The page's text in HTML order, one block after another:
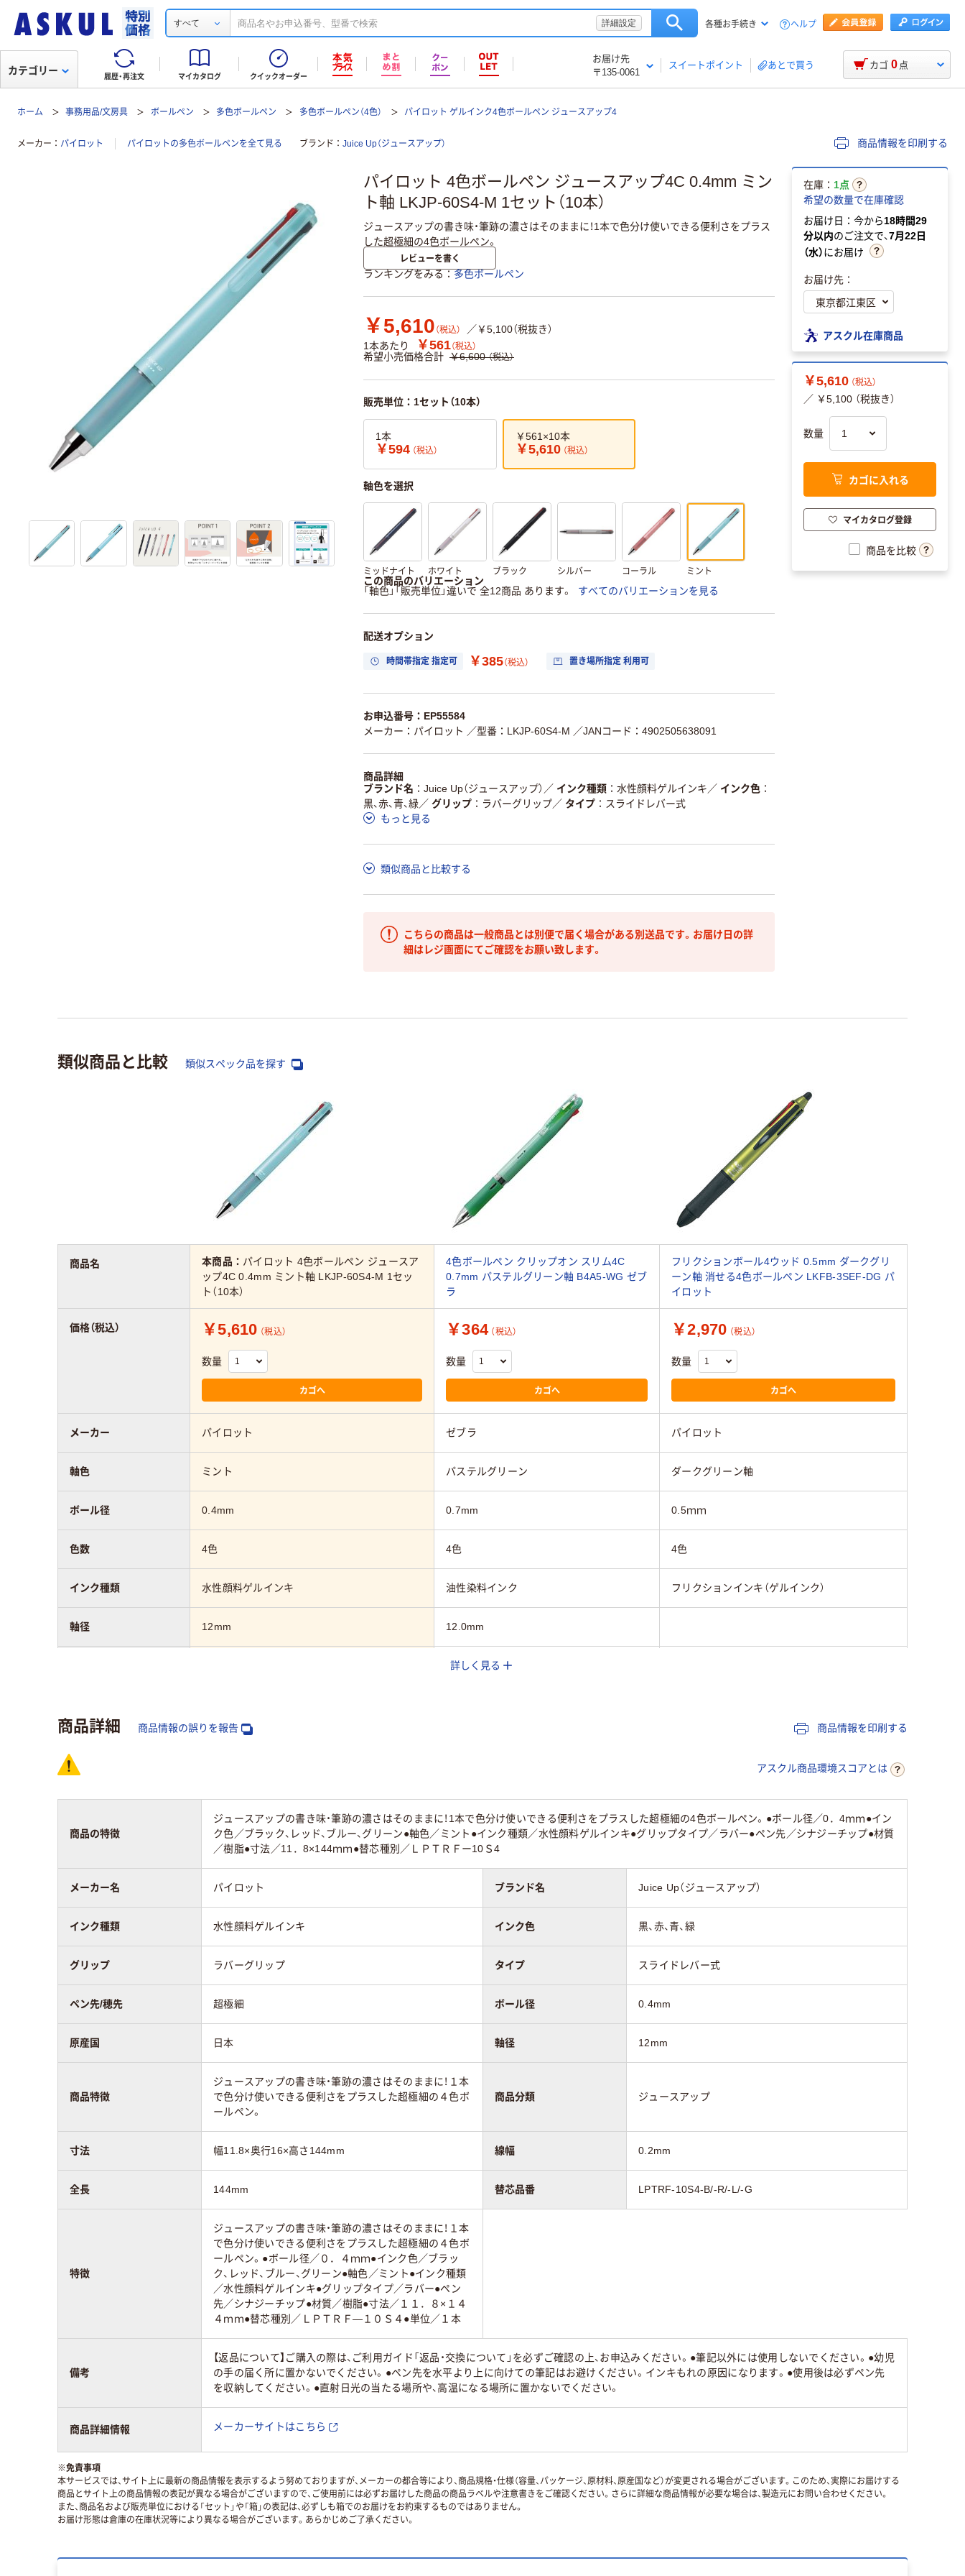
すべて 詳細設定 各種お手続き ヘルプ
履歴・再注文 マイカタログ クイックオーダー
お届け先
〒135-0061
スイートポイント あとで買う
カテゴリー カゴ 0 点
ホーム 事務用品/文房具 ボールペン 多色ボールペン 多色ボールペン（4色） パイロット ゲルインク4色ボールペン ジュースアップ4
メーカー パイロット パイロットの多色ボールペンを全て見る ブランド Juice Up（ジュースアップ） 商品情報を印刷する
パイロット 4色ボールペン ジュースアップ4C 0.4mm ミン
ト軸 LKJP-60S4-M 1セット（10本）
ジュースアップの書き味・筆跡の濃さはそのままに！1本で色分け使いできる便利さをプラス
した超極細の4色ボールペン。
レビューを書く
ランキングをみる 多色ボールペン
￥5,610 （税込）
／￥5,100（税抜き）
1本あたり
￥561（税込）
希望小売価格合計 ￥6,600 （税込）
販売単位：1セット（10本）
1本
￥594 （税込）
￥561×10本
￥5,610 （税込）
軸色を選択
ミッドナイト ホワイト ブラック シルバー コーラル ミント
この商品のバリエーション
「軸色」「販売単位」違いで 全12商品 あります。
すべてのバリエーションを見る
配送オプション
時間帯指定 指定可 ￥385（税込） 置き場所指定 利用可
お申込番号：EP55584
メーカー：パイロット ／型番：LKJP-60S4-M ／JANコード：4902505638091
商品詳細
ブランド名
Juice Up（ジュースアップ） ／ インク種類 水性顔料ゲルインキ ／ インク色
黒、赤、青、緑／ グリップ ラバーグリップ／ タイプ
スライドレバー式
もっと見る
類似商品と比較する
こちらの商品は一般商品とは別便で届く場合がある別送品です。お届け日の詳
細はレジ画面にてご確認をお願い致します。
在庫： 1点
希望の数量で在庫確認
お届け日：今から18時間29
分以内のご注文で、7月22日
（水）にお届け
お届け先：
アスクル在庫商品
￥5,610 （税込）
／ ￥5,100 （税抜き）
数量
カゴに入れる
マイカタログ登録
商品を比較
類似商品と比較 類似スペック品を探す
商品名 本商品： パイロット 4色ボールペン ジュースア
ップ4C 0.4mm ミント軸 LKJP-60S4-M 1セッ
ト（10本）
4色ボールペン クリップオン スリム4C
0.7mm パステルグリーン軸 B4A5-WG ゼブ
ラ
フリクションボール4ウッド 0.5mm ダークグリ
ーン軸 消せる4色ボールペン LKFB-3SEF-DG パ
イロット
価格（税込） ￥5,610 （税込）
数量
カゴへ
￥364 （税込）
数量
カゴへ
￥2,970 （税込）
数量
カゴへ
メーカー パイロット ゼブラ パイロット
軸色 ミント パステルグリーン ダークグリーン軸
ボール径 0.4mm 0.7mm 0.5ｍｍ
色数 4色 4色 4色
インク種類 水性顔料ゲルインキ 油性染料インク フリクションインキ（ゲルインク）
軸径 12mm 12.0mm
黒・赤・青・緑
カラーグループ
詳しく見る
商品詳細 商品情報の誤りを報告 商品情報を印刷する
アスクル商品環境スコアとは
商品の特徴
ジュースアップの書き味・筆跡の濃さはそのままに！1本で色分け使いできる便利さをプラスした超極細の4色ボールペン。●ボール径／0．4ｍｍ●イン
ク色／ブラック、レッド、ブルー、グリーン●軸色／ミント●インク種類／水性顔料ゲルインキ●グリップタイプ／ラバー●ペン先／シナジーチップ●材質
／樹脂●寸法／11．8×144ｍｍ●替芯種別／ＬＰＴＲＦー10Ｓ4
メーカー名 パイロット ブランド名 Juice Up（ジュースアップ）
インク種類 水性顔料ゲルインキ インク色 黒、赤、青、緑
グリップ ラバーグリップ タイプ スライドレバー式
ペン先/穂先 超極細 ボール径 0.4mm
原産国 日本 軸径 12mm
商品特徴
ジュースアップの書き味・筆跡の濃さはそのままに！１本
で色分け使いできる便利さをプラスした超極細の４色ボ
ールペン。
商品分類 ジュースアップ
寸法 幅11.8×奥行16×高さ144mm 線幅 0.2mm
全長 144mm 替芯品番 LPTRF-10S4-B/-R/-L/-G
特徴
ジュースアップの書き味・筆跡の濃さはそのままに！１本
で色分け使いできる便利さをプラスした超極細の４色ボ
ールペン。●ボール径／０．４ｍｍ●インク色／ブラッ
ク、レッド、ブルー、グリーン●軸色／ミント●インク種類
／水性顔料ゲルインキ●グリップタイプ／ラバー●ペン
先／シナジーチップ●材質／樹脂●寸法／１１．８×１４
４ｍｍ●替芯種別／ＬＰＴＲＦ―１０Ｓ４●単位／１本
備考
【返品について】ご購入の際は、ご利用ガイド「返品・交換について」を必ずご確認の上、お申込みください。●筆記以外には使用しないでください。●幼児
の手の届く所に置かないでください。●ペン先を水平より上に向けての筆記はお避けください。インキもれの原因になります。●使用後は必ずペン先
を収納してください。●直射日光の当たる場所や、高温になる場所に置かないでください。
商品詳細情報 メーカーサイトはこちら
※免責事項
本サービスでは、サイト上に最新の商品情報を表示するよう努めておりますが、メーカーの都合等により、商品規格・仕様（容量、パッケージ、原材料、原産国など）が変更される場合がございます。このため、実際にお届けする
商品とサイト上の商品情報の表記が異なる場合がございますので、ご使用前には必ずお届けした商品の商品ラベルや注意書きをご確認ください。さらに詳細な商品情報が必要な場合は、製造元にお問い合わせください。
また、商品名および販売単位における「セット」や「箱」の表記は、必ずしも箱でのお届けをお約束するものではありません。
お届け形態は倉庫の在庫状況等により異なる場合がございます。あらかじめご了承ください。